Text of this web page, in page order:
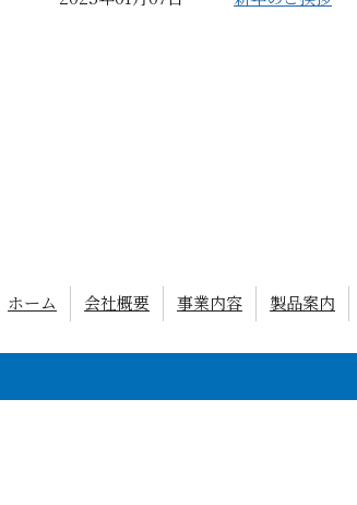
ホーム 会社概要 事業内容 製品案内